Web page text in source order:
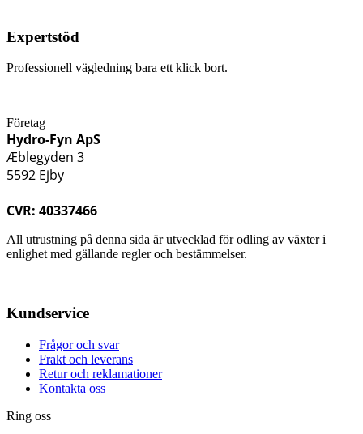
Expertstöd
Professionell vägledning bara ett klick bort.
Företag
Hydro-Fyn ApS
Æblegyden 3
5592 Ejby
CVR: 40337466
All utrustning på denna sida är utvecklad för odling av växter i
enlighet med gällande regler och bestämmelser.
Kundservice
Frågor och svar
Frakt och leverans
Retur och reklamationer
Kontakta oss
Ring oss